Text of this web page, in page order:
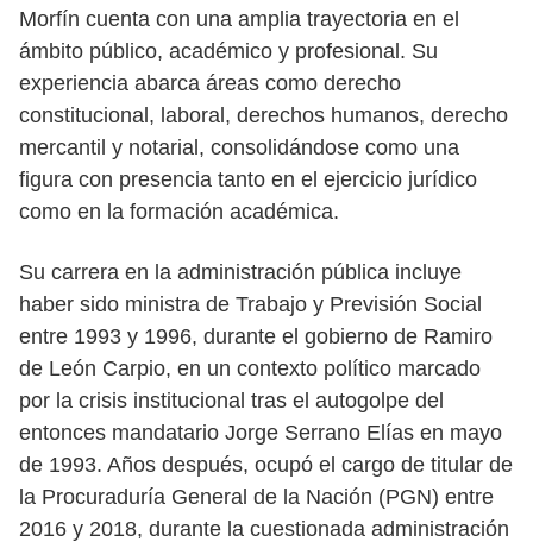
Morfín cuenta con una amplia trayectoria en el
ámbito público, académico y profesional. Su
experiencia abarca áreas como derecho
constitucional, laboral, derechos humanos, derecho
mercantil y notarial, consolidándose como una
figura con presencia tanto en el ejercicio jurídico
como en la formación académica.
Su carrera en la administración pública incluye
haber sido ministra de Trabajo y Previsión Social
entre 1993 y 1996, durante el gobierno de Ramiro
de León Carpio, en un contexto político marcado
por la crisis institucional tras el autogolpe del
entonces mandatario Jorge Serrano Elías en mayo
de 1993. Años después, ocupó el cargo de titular de
la Procuraduría General de la Nación (PGN) entre
2016 y 2018, durante la cuestionada administración